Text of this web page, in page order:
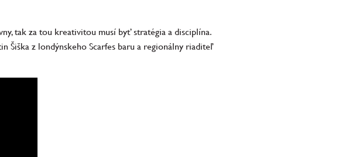
tak za tou kreativitou musí byť stratégia a disciplína.
Šiška z londýnskeho Scarfes baru a regionálny riaditeľ